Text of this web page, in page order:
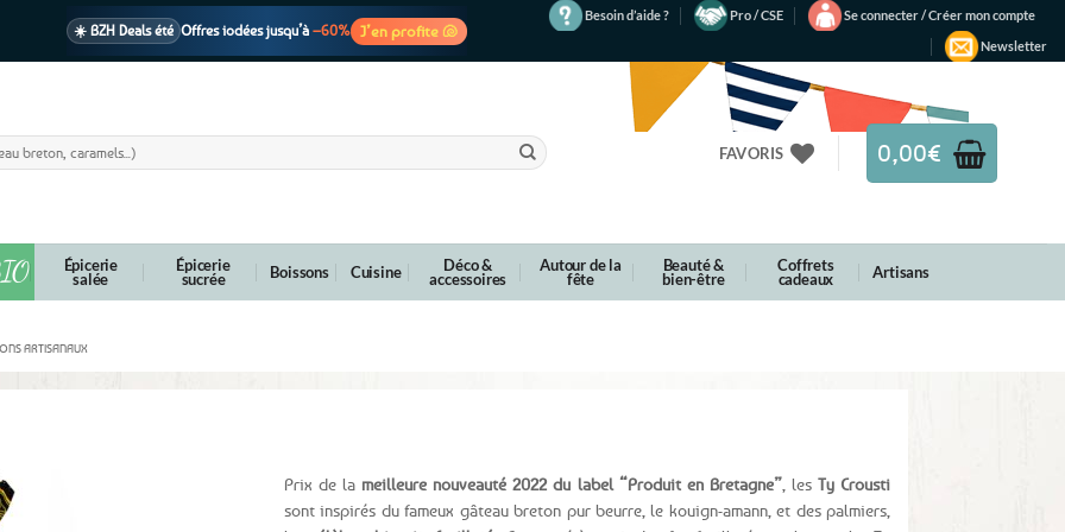
☀️ BZH Deals été Offres iodées jusqu’à –60% J’en profite 🐚
Besoin d’aide ? Pro / CSE
Se connecter / Créer mon compte
Newsletter
FAVORIS 0,00€
Épicerie
salée
Épicerie
sucrée Boissons Cuisine Déco &
accessoires
Autour de la
fête
Beauté &
bien-être
Coffrets
cadeaux Artisans
ARTISANAUX
Prix de la meilleure nouveauté 2022 du label “Produit en Bretagne”, les Ty Crousti
sont inspirés du fameux gâteau breton pur beurre, le kouign-amann, et des palmiers,